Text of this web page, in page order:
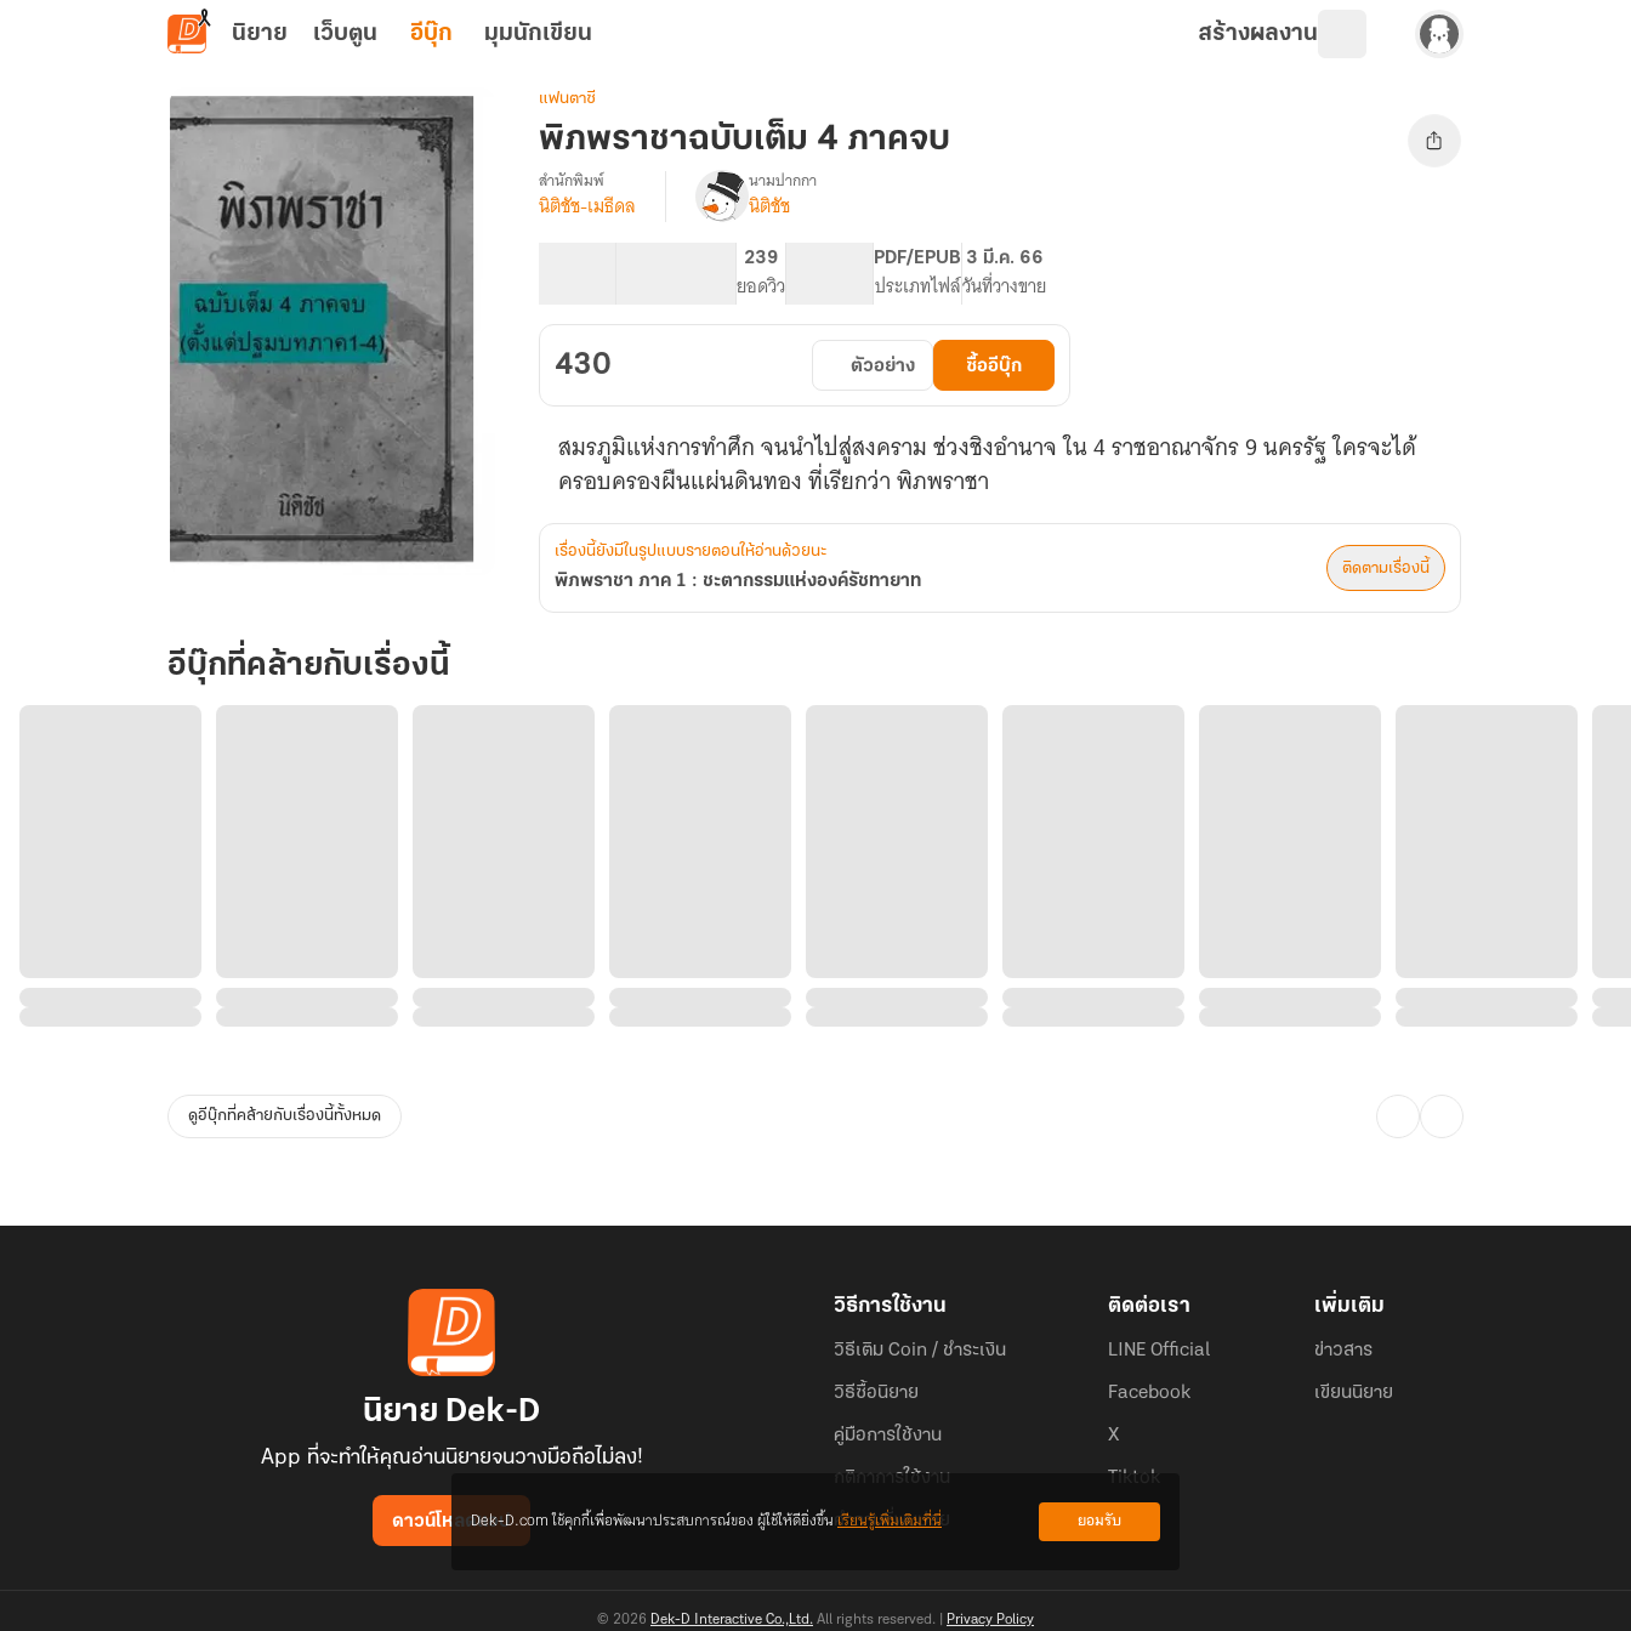
ข้ามไปยังเนื้อหาหลัก
นิยาย เว็บตูน อีบุ๊ก มุมนักเขียน สร้างผลงาน
ฉบับ
เต็ม
4
แฟนตาซี
พิภพราชาฉบับเต็ม 4 ภาคจบ
เรื่อง
:
ชะตา
กรรม
แห่ง
รัชทายาท
สำนักพิมพ์
นิติชัช-เมธีดล
นามปากกา
นิติชัช
239
ยอดวิว
PDF/EPUB
ประเภทไฟล์
3 มี.ค. 66
วันที่วางขาย
430 ตัวอย่าง ซื้ออีบุ๊ก
สมรภูมิแห่งการทำศึก จนนำไปสู่สงคราม ช่วงชิงอำนาจ ใน 4 ราชอาณาจักร 9 นครรัฐ ใครจะได้
ครอบครองผืนแผ่นดินทอง ที่เรียกว่า พิภพราชา
เรื่องนี้ยังมีในรูปแบบรายตอนให้อ่านด้วยนะ
พิภพราชา ภาค 1 : ชะตากรรมแห่งองค์รัชทายาท
ติดตามเรื่องนี้
อีบุ๊กที่คล้ายกับเรื่องนี้
ดูอีบุ๊กที่คล้ายกับเรื่องนี้ทั้งหมด
นิยาย Dek-D
App ที่จะทำให้คุณอ่านนิยายจนวางมือถือไม่ลง!
ดาวน์โหลดแอป
วิธีการใช้งาน
วิธีเติม Coin / ชำระเงิน
วิธีซื้อนิยาย
คู่มือการใช้งาน
กติกาการใช้งาน
คำถามที่พบบ่อย
ติดต่อเรา
LINE Official
Facebook
X
Tiktok
เพิ่มเติม
ข่าวสาร
เขียนนิยาย
© 2026 Dek-D Interactive Co.,Ltd. All rights reserved. | Privacy Policy
Dek-D.com ใช้คุกกี้เพื่อพัฒนาประสบการณ์ของ ผู้ใช้ให้ดียิ่งขึ้นเรียนรู้เพิ่มเติมที่นี่ ยอมรับ